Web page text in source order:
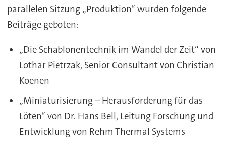
parallelen Sitzung „Produktion“ wurden folgende
Beiträge geboten:
„Die Schablonentechnik im Wandel der Zeit“ von
Lothar Pietrzak, Senior Consultant von Christian
Koenen
„Miniaturisierung – Herausforderung für das
Löten“ von Dr. Hans Bell, Leitung Forschung und
Entwicklung von Rehm Thermal Systems